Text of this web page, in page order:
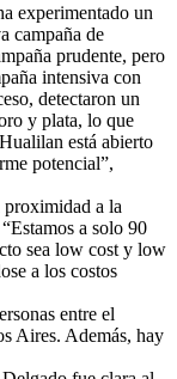
experimentado un
campaña de
prudente, pero
intensiva con
detectaron un
y plata, lo que
está abierto
potencial”,
proximidad a la
a solo 90
sea low cost y low
a los costos
entre el
Aires. Además, hay